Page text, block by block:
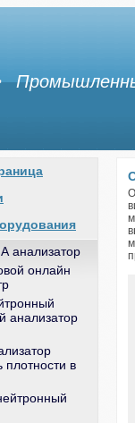
анализатор
онлайн
анализатор
плотности в